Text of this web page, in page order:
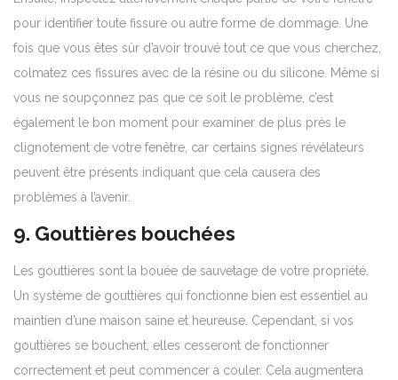
pour identifier toute fissure ou autre forme de dommage. Une
fois que vous êtes sûr d’avoir trouvé tout ce que vous cherchez,
colmatez ces fissures avec de la résine ou du silicone. Même si
vous ne soupçonnez pas que ce soit le problème, c’est
également le bon moment pour examiner de plus près le
clignotement de votre fenêtre, car certains signes révélateurs
peuvent être présents indiquant que cela causera des
problèmes à l’avenir.
9. Gouttières bouchées
Les gouttières sont la bouée de sauvetage de votre propriété.
Un système de gouttières qui fonctionne bien est essentiel au
maintien d’une maison saine et heureuse. Cependant, si vos
gouttières se bouchent, elles cesseront de fonctionner
correctement et peut commencer à couler. Cela augmentera